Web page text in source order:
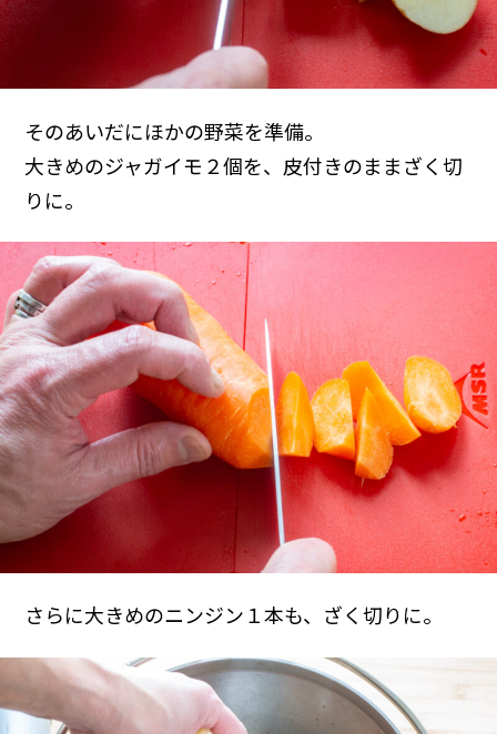
そのあいだにほかの野菜を準備。
大きめのジャガイモ２個を、皮付きのままざく切
りに。
さらに大きめのニンジン１本も、ざく切りに。